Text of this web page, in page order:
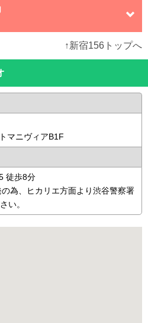
↑新宿156トップへ
マニヴィアB1F
徒歩8分
為、ヒカリエ方面より渋谷警察署
い。